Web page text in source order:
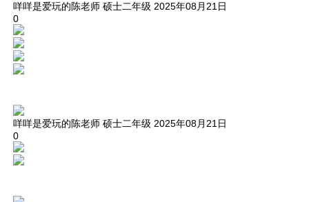
咩咩是爱玩的陈老师 硕士二年级 2025年08月21日
0
咩咩是爱玩的陈老师 硕士二年级 2025年08月21日
0